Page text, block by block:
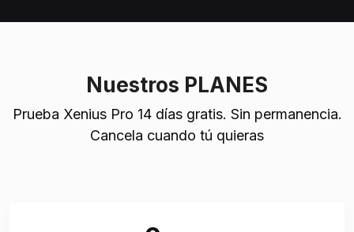
Nuestros PLANES
Prueba Xenius Pro 14 días gratis. Sin permanencia.
Cancela cuando tú quieras